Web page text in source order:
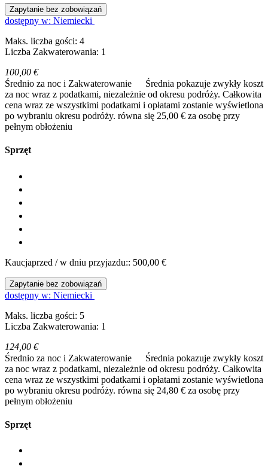
Zapytanie bez zobowiązań
dostępny w: Niemiecki
Maks. liczba gości: 4
Liczba Zakwaterowania: 1
100,00 €
Średnio za noc i Zakwaterowanie
Średnia pokazuje zwykły koszt
za noc wraz z podatkami, niezależnie od okresu podróży. Całkowita
cena wraz ze wszystkimi podatkami i opłatami zostanie wyświetlona
po wybraniu okresu podróży. równa się 25,00 € za osobę przy
pełnym obłożeniu
Sprzęt
Kaucjaprzed / w dniu przyjazdu:: 500,00 €
Zapytanie bez zobowiązań
dostępny w: Niemiecki
Maks. liczba gości: 5
Liczba Zakwaterowania: 1
124,00 €
Średnio za noc i Zakwaterowanie
Średnia pokazuje zwykły koszt
za noc wraz z podatkami, niezależnie od okresu podróży. Całkowita
cena wraz ze wszystkimi podatkami i opłatami zostanie wyświetlona
po wybraniu okresu podróży. równa się 24,80 € za osobę przy
pełnym obłożeniu
Sprzęt